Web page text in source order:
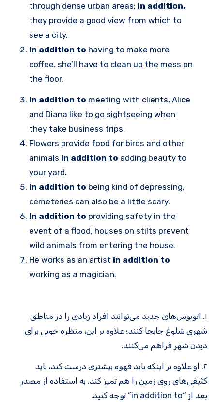
through dense urban areas; in addition,
they provide a good view from which to
see a city.
In addition to having to make more
coffee, she’ll have to clean up the mess on
the floor.
In addition to meeting with clients, Alice
and Diana like to go sightseeing when
they take business trips.
Flowers provide food for birds and other
animals in addition to adding beauty to
your yard.
In addition to being kind of depressing,
cemeteries can also be a little scary.
In addition to providing safety in the
event of a flood, houses on stilts prevent
wild animals from entering the house.
He works as an artist in addition to
working as a magician.
۱. اتوبوس‌های جدید می‌توانند افراد زیادی را در مناطق
شهری شلوغ جابجا کنند؛ علاوه بر این، منظره خوبی برای
دیدن شهر فراهم می‌کنند.
۲. او علاوه بر اینکه باید قهوه بیشتری درست کند، باید
کثیفی‌های روی زمین را هم تمیز کند. به استفاده از مصدر
بعد از “in addition to” توجه کنید.